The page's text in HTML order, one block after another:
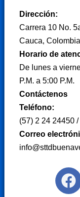
Dirección:
Carrera 10 No.
Cauca,
Horario de
De lunes a
P.M. a 5:00 P.M.
Contáctenos
Teléfono:
(57) 2 24 24450
Correo